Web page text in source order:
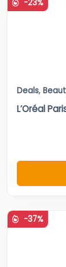
-23%
Deals,
L’Oréal
-37%